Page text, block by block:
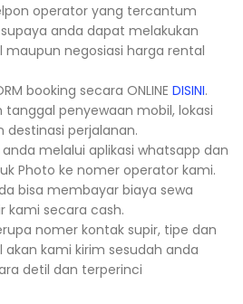
operator yang tercantum
anda dapat melakukan
negosiasi harga rental
booking secara ONLINE DISINI.
tanggal penyewaan mobil, lokasi
perjalanan.
melalui aplikasi whatsapp dan
Photo ke nomer operator kami.
bisa membayar biaya sewa
kami secara cash.
nomer kontak supir, tipe dan
kami kirim sesudah anda
detil dan terperinci